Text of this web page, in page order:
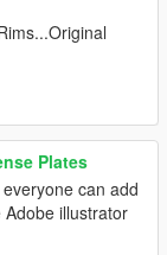
Plates
can add
illustrator